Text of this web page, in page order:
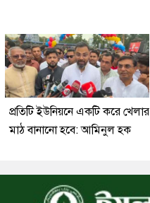
প্রতিটি ইউনিয়নে একটি করে খেলার
মাঠ বানানো হবে: আমিনুল হক